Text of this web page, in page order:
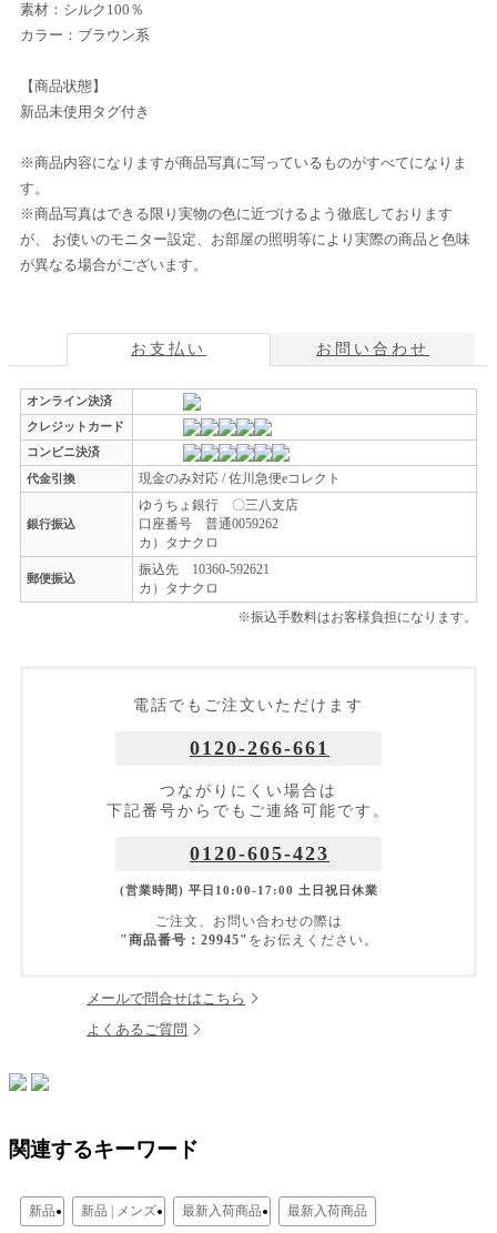
素材：シルク100％
カラー：ブラウン系
【商品状態】
新品未使用タグ付き
※商品内容になりますが商品写真に写っているものがすべてになりま
す。
※商品写真はできる限り実物の色に近づけるよう徹底しております
が、 お使いのモニター設定、お部屋の照明等により実際の商品と色味
が異なる場合がございます。
お支払い お問い合わせ
オンライン決済
クレジットカード
コンビニ決済
代金引換
現金のみ対応 / 佐川急便eコレクト
銀行振込
ゆうちょ銀行 〇三八支店
口座番号 普通0059262
カ）タナクロ
郵便振込
振込先 10360-592621
カ）タナクロ
※振込手数料はお客様負担になります。
電話でもご注文いただけます
0120-266-661
つながりにくい場合は
下記番号からでもご連絡可能です。
0120-605-423
(営業時間) 平日10:00-17:00 土日祝日休業
ご注文、お問い合わせの際は
"商品番号：29945" をお伝えください。
メールで問合せはこちら
よくあるご質問
関連するキーワード
新品 新品 | メンズ 最新入荷商品 最新入荷商品